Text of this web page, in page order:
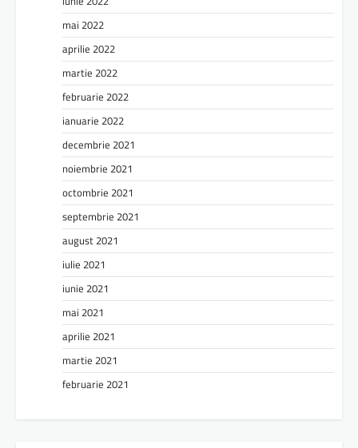
mai 2022
aprilie 2022
martie 2022
februarie 2022
ianuarie 2022
decembrie 2021
noiembrie 2021
octombrie 2021
septembrie 2021
august 2021
iulie 2021
iunie 2021
mai 2021
aprilie 2021
martie 2021
februarie 2021